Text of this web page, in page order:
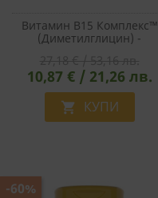
Витамин В15 Комплекс™
(Диметилглицин) -
Сърдечно Здраве, 60
Капсули
10,87 € / 21,26 лв.
 КУПИ
-60%